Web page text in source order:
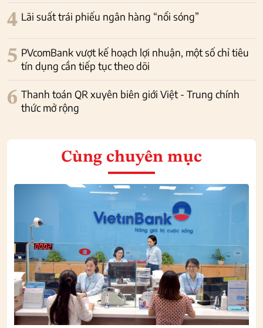
4 Lãi suất trái phiếu ngân hàng “nổi sóng”
5 PVcomBank vượt kế hoạch lợi nhuận, một số chỉ tiêu
tín dụng cần tiếp tục theo dõi
6 Thanh toán QR xuyên biên giới Việt - Trung chính
thức mở rộng
Cùng chuyên mục